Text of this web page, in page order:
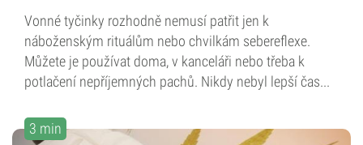
Vonné tyčinky rozhodně nemusí patřit jen k
náboženským rituálům nebo chvilkám sebereflexe.
Můžete je používat doma, v kanceláři nebo třeba k
potlačení nepříjemných pachů. Nikdy nebyl lepší čas...
3 min